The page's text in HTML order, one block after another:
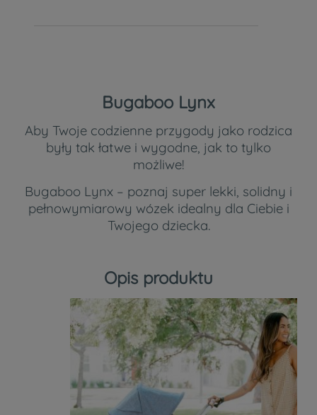
Bugaboo Lynx
Aby Twoje codzienne przygody jako rodzica
były tak łatwe i wygodne, jak to tylko
możliwe!
Bugaboo Lynx – poznaj super lekki, solidny i
pełnowymiarowy wózek idealny dla Ciebie i
Twojego dziecka.
Opis produktu